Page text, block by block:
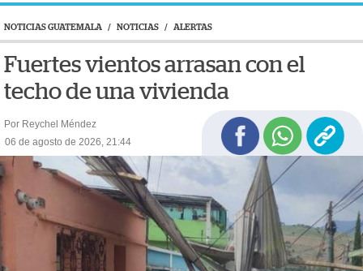
NOTICIAS GUATEMALA / NOTICIAS / ALERTAS
Fuertes vientos arrasan con el
techo de una vivienda
Por Reychel Méndez
06 de agosto de 2026, 21:44